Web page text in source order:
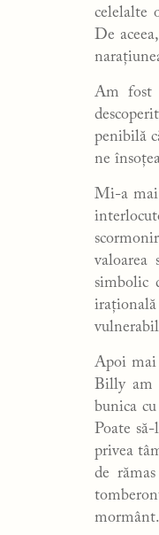
celelalte
De
Am fost
penibilă
ne
Mi-a mai
valoarea
simbolic
irațională
Apoi mai
Billy am
bunica
Poate
privea
de
mormânt.